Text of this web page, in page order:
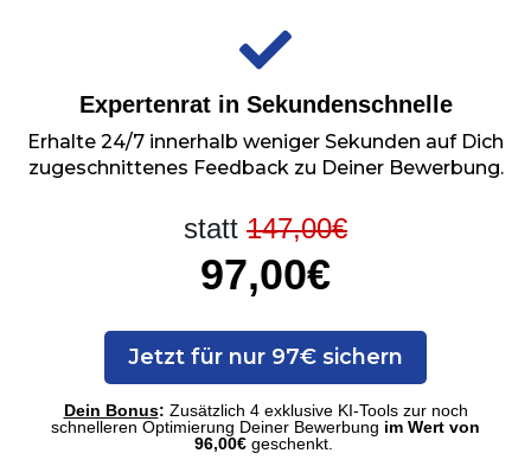
Expertenrat in Sekundenschnelle
Erhalte 24/7 innerhalb weniger Sekunden auf Dich
zugeschnittenes Feedback zu Deiner Bewerbung.
statt 147,00€
97,00€
Jetzt für nur 97€ sichern
Dein Bonus: Zusätzlich 4 exklusive KI-Tools zur noch
schnelleren Optimierung Deiner Bewerbung im Wert von
96,00€geschenkt.